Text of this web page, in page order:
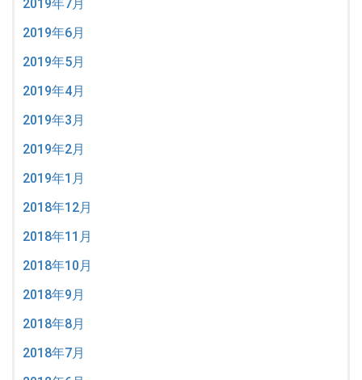
2019年7月
2019年6月
2019年5月
2019年4月
2019年3月
2019年2月
2019年1月
2018年12月
2018年11月
2018年10月
2018年9月
2018年8月
2018年7月